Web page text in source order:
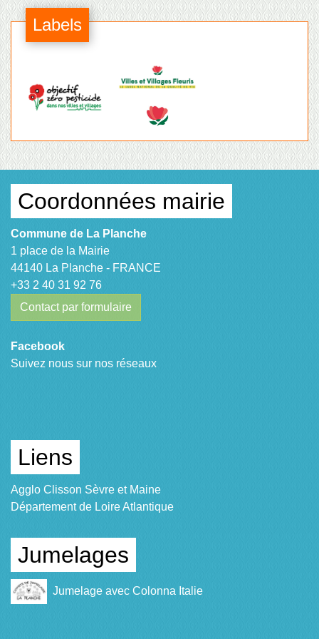
Labels
Coordonnées mairie
Commune de La Planche
1 place de la Mairie
44140 La Planche - FRANCE
+33 2 40 31 92 76
Contact par formulaire
Facebook
Suivez nous sur nos réseaux
Liens
Agglo Clisson Sèvre et Maine
Département de Loire Atlantique
Jumelages
Jumelage avec Colonna Italie